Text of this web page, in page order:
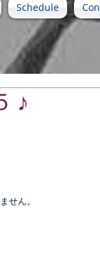
Schedule
♪
せん。